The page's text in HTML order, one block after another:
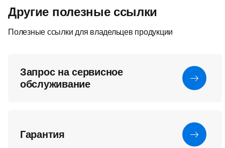
Другие полезные ссылки
Полезные ссылки для владельцев продукции
Запрос на сервисное
обслуживание
Гарантия